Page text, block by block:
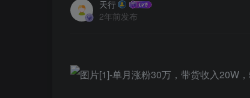
天行
2年前发布